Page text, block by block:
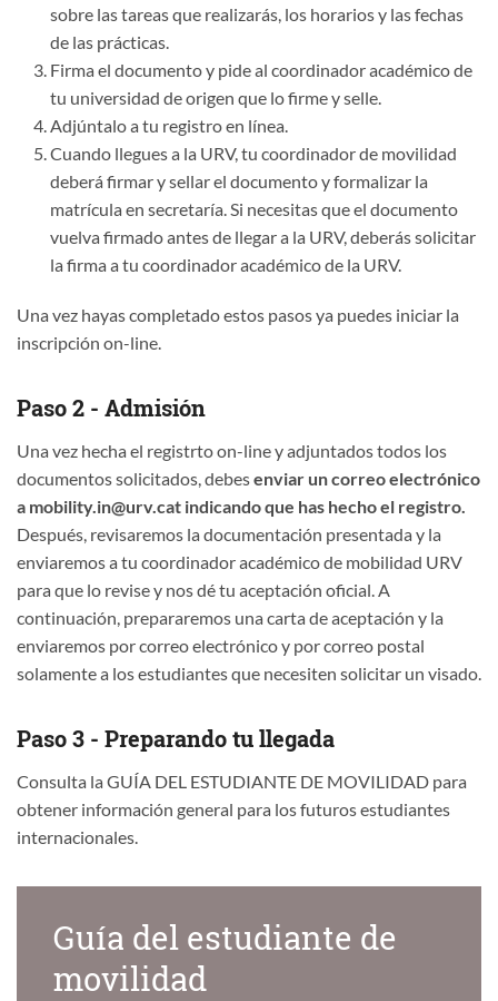
sobre las tareas que realizarás, los horarios y las fechas
de las prácticas.
Firma el documento y pide al coordinador académico de
tu universidad de origen que lo firme y selle.
Adjúntalo a tu registro en línea.
Cuando llegues a la URV, tu coordinador de movilidad
deberá firmar y sellar el documento y formalizar la
matrícula en secretaría. Si necesitas que el documento
vuelva firmado antes de llegar a la URV, deberás solicitar
la firma a tu coordinador académico de la URV.
Una vez hayas completado estos pasos ya puedes iniciar la
inscripción on-line.
Paso 2 - Admisión
Una vez hecha el registrto on-line y adjuntados todos los
documentos solicitados, debesenviar un correo electrónico
a mobility.in@urv.cat indicando que has hecho el registro.
Después, revisaremos la documentación presentada y la
enviaremos a tu coordinador académico de mobilidad URV
para que lo revise y nos dé tu aceptación oficial. A
continuación, prepararemos una carta de aceptación y la
enviaremos por correo electrónico y por correo postal
solamente a los estudiantes que necesiten solicitar un visado.
Paso 3 - Preparando tu llegada
Consulta la GUÍA DEL ESTUDIANTE DE MOVILIDAD para
obtener información general para los futuros estudiantes
internacionales.
Guía del estudiante de
movilidad